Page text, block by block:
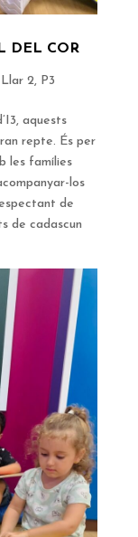
DEL COR
Llar 2, P3
aquests
repte. És per
les famílies
los
de
de cadascun